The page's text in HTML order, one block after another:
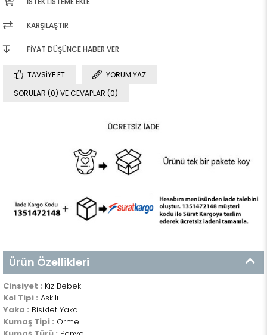
KARŞILAŞTIR
FIYAT DÜŞÜNCE HABER VER
TAVSIYE ET
YORUM YAZ
SORULAR (0) VE CEVAPLAR (0)
Ürün Özellikleri
Cinsiyet : Kız Bebek
Kol Tipi : Askılı
Yaka : Bisiklet Yaka
Kumaş Tipi : Örme